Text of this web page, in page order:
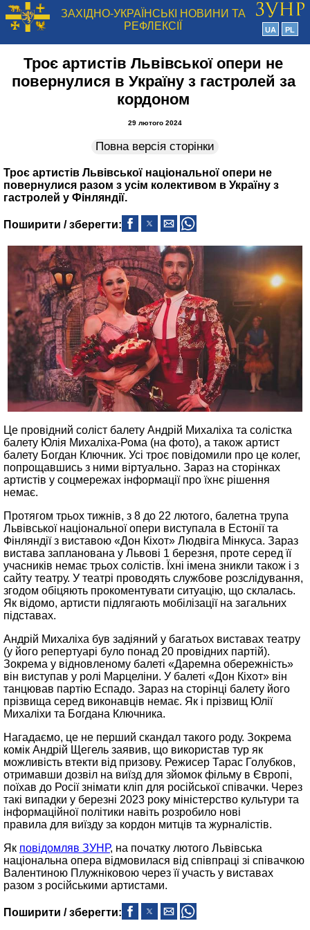
ЗАХІДНО-УКРАЇНСЬКІ НОВИНИ ТА
РЕФЛЕКСІЇ
UA PL
Троє артистів Львівської опери не
повернулися в Україну з гастролей за
кордоном
29 лютого 2024
Повна версія сторінки
Троє артистів Львівської національної опери не
повернулися разом з усім колективом в Україну з
гастролей у Фінляндії.
Поширити / зберегти:
Це провідний соліст балету Андрій Михаліха та солістка
балету Юлія Михаліха-Рома (на фото), а також артист
балету Богдан Ключник. Усі троє повідомили про це колег,
попрощавшись з ними віртуально. Зараз на сторінках
артистів у соцмережах інформації про їхнє рішення
немає.
Протягом трьох тижнів, з 8 до 22 лютого, балетна трупа
Львівської національної опери виступала в Естонії та
Фінляндії з виставою «Дон Кіхот» Людвіга Мінкуса. Зараз
вистава запланована у Львові 1 березня, проте серед її
учасників немає трьох солістів. Їхні імена зникли також і з
сайту театру. У театрі проводять службове розслідування,
згодом обіцяють прокоментувати ситуацію, що склалась.
Як відомо, артисти підлягають мобілізації на загальних
підставах.
Андрій Михаліха був задіяний у багатьох виставах театру
(у його репертуарі було понад 20 провідних партій).
Зокрема у відновленому балеті «Даремна обережність»
він виступав у ролі Марцеліни. У балеті «Дон Кіхот» він
танцював партію Еспадо. Зараз на сторінці балету його
прізвища серед виконавців немає. Як і прізвищ Юлії
Михаліхи та Богдана Ключника.
Нагадаємо, це не перший скандал такого роду. Зокрема
комік Андрій Щегель заявив, що використав тур як
можливість втекти від призову. Режисер Тарас Голубков,
отримавши дозвіл на виїзд для зйомок фільму в Європі,
поїхав до Росії знімати кліп для російської співачки. Через
такі випадки у березні 2023 року міністерство культури та
інформаційної політики навіть розробило нові
правила для виїзду за кордон митців та журналістів.
Як повідомляв ЗУНР, на початку лютого Львівська
національна опера відмовилася від співпраці зі співачкою
Валентиною Плужніковою через її участь у виставах
разом з російськими артистами.
Поширити / зберегти: